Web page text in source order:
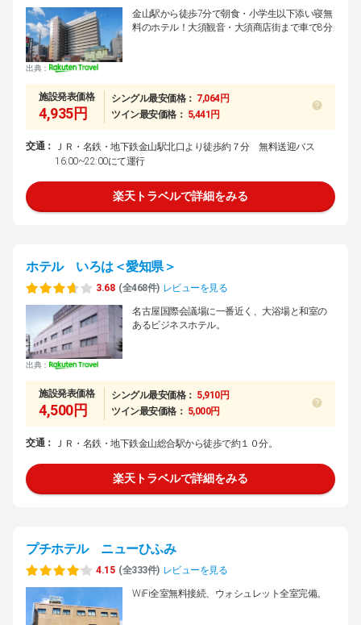
出典：
金山駅から徒歩7分で朝食・小学生以下添い寝無
料のホテル！大須観音・大須商店街まで車で8分
施設発表価格
4,935円
シングル最安価格： 7,064円
ツイン最安価格： 5,441円
交通：
ＪＲ・名鉄・地下鉄金山駅北口より徒歩約７分 無料送迎バス
16:00~22:00にて運行
楽天トラベルで詳細をみる
ホテル いろは＜愛知県＞
3.68 (全468件) レビューを見る
出典：
名古屋国際会議場に一番近く、大浴場と和室の
あるビジネスホテル。
施設発表価格
4,500円
シングル最安価格： 5,910円
ツイン最安価格： 5,000円
交通： ＪＲ・名鉄・地下鉄金山総合駅から徒歩で約１０分。
楽天トラベルで詳細をみる
プチホテル ニューひふみ
4.15 (全333件) レビューを見る
WiFi全室無料接続、ウォシュレット全室完備。